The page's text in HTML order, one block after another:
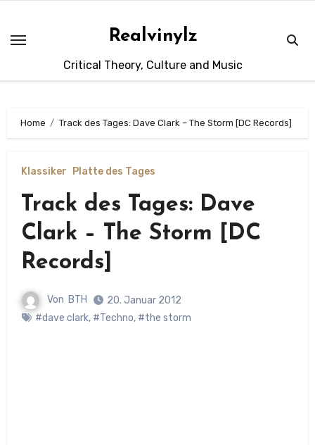
springen
Realvinylz
Critical Theory, Culture and Music
Home Track des Tages: Dave Clark – The Storm [DC Records]
Klassiker Platte des Tages
Track des Tages: Dave
Clark – The Storm [DC
Records]
Von BTH
20. Januar 2012
#dave clark, #Techno, #the storm